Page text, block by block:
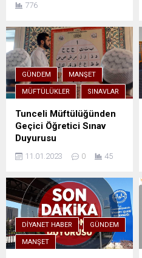
776
GÜNDEM MANŞET
MÜFTÜLÜKLER SINAVLAR
Tunceli Müftülüğünden
Geçici Öğretici Sınav
Duyurusu
11.01.2023 0 45
DIYANET HABER GÜNDEM
MANŞET